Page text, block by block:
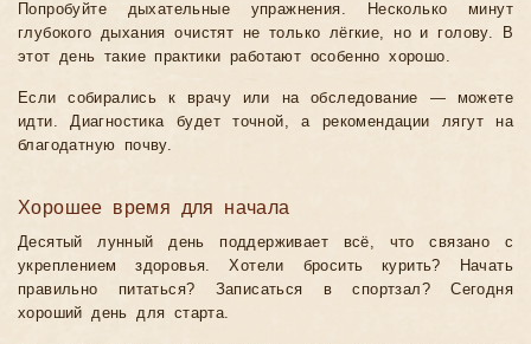
Попробуйте дыхательные упражнения. Несколько минут
глубокого дыхания очистят не только лёгкие, но и голову. В
этот день такие практики работают особенно хорошо.
Если собирались к врачу или на обследование — можете
идти. Диагностика будет точной, а рекомендации лягут на
благодатную почву.
Хорошее время для начала
Десятый лунный день поддерживает всё, что связано с
укреплением здоровья. Хотели бросить курить? Начать
правильно питаться? Записаться в спортзал? Сегодня
хороший день для старта.